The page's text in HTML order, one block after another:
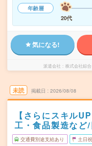
年齢層
20代
気になる!
派遣会社 株式会社綜
未読 掲載日 2026/08/08
【さらにスキル
工・食品製造など
交通費別途支給あり 土日